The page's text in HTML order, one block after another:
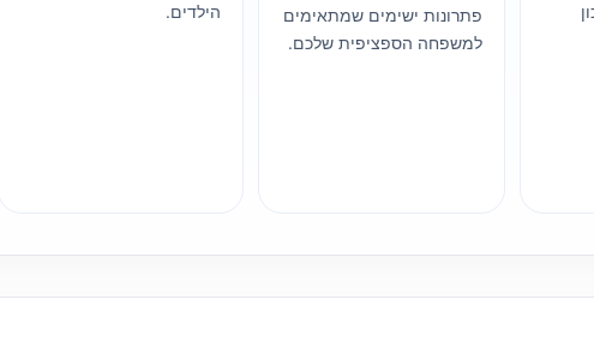
פתרונות ישימים שמתאימים
למשפחה הספציפית שלכם.
הילדים.